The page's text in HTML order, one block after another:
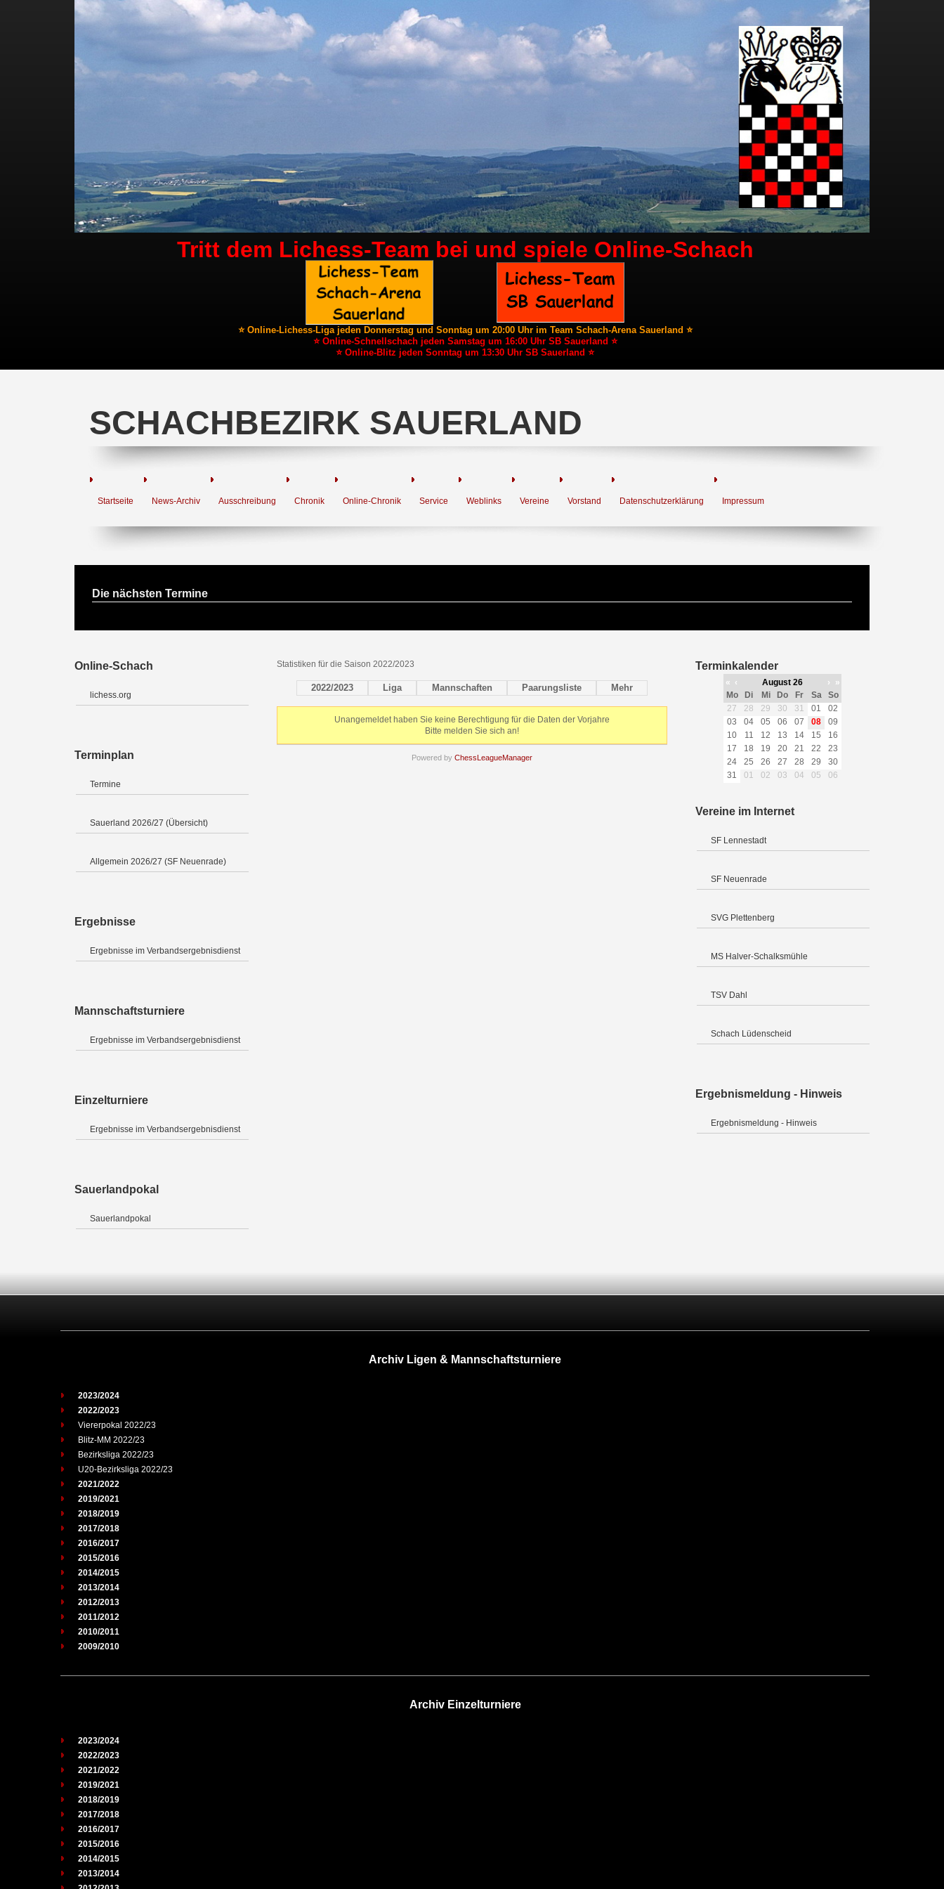
Tritt dem Lichess-Team bei und spiele Online-Schach
⭐ Online-Lichess-Liga jeden Donnerstag und Sonntag um 20:00 Uhr im Team Schach-Arena Sauerland ⭐
⭐ Online-Schnellschach jeden Samstag um 16:00 Uhr SB Sauerland ⭐
⭐ Online-Blitz jeden Sonntag um 13:30 Uhr SB Sauerland ⭐
SCHACHBEZIRK SAUERLAND
Startseite News-Archiv Ausschreibung Chronik Online-Chronik Service Weblinks Vereine Vorstand Datenschutzerklärung Impressum
Die nächsten Termine
Online-Schach
lichess.org
Terminplan
Termine
Sauerland 2026/27 (Übersicht)
Allgemein 2026/27 (SF Neuenrade)
Ergebnisse
Ergebnisse im Verbandsergebnisdienst
Mannschaftsturniere
Ergebnisse im Verbandsergebnisdienst
Einzelturniere
Ergebnisse im Verbandsergebnisdienst
Sauerlandpokal
Sauerlandpokal
Statistiken für die Saison 2022/2023
2022/2023 Liga Mannschaften Paarungsliste Mehr
Unangemeldet haben Sie keine Berechtigung für die Daten der Vorjahre
Bitte melden Sie sich an!
Powered by ChessLeagueManager
Terminkalender
« ‹ August 26 ›
»
Mo
Di Mi Do Fr Sa
So
27
28 29 30 31 01
02
03
04 05 06 07 08
09
10
11 12 13 14 15
16
17
18 19 20 21 22
23
24
25 26 27 28 29
30
31
01 02 03 04 05 06
Vereine im Internet
SF Lennestadt
SF Neuenrade
SVG Plettenberg
MS Halver-Schalksmühle
TSV Dahl
Schach Lüdenscheid
Ergebnismeldung - Hinweis
Ergebnismeldung - Hinweis
Archiv Ligen & Mannschaftsturniere
2023/2024
2022/2023
Viererpokal 2022/23
Blitz-MM 2022/23
Bezirksliga 2022/23
U20-Bezirksliga 2022/23
2021/2022
2019/2021
2018/2019
2017/2018
2016/2017
2015/2016
2014/2015
2013/2014
2012/2013
2011/2012
2010/2011
2009/2010
Archiv Einzelturniere
2023/2024
2022/2023
2021/2022
2019/2021
2018/2019
2017/2018
2016/2017
2015/2016
2014/2015
2013/2014